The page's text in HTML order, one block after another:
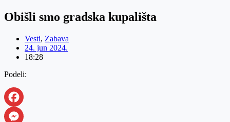
Obišli smo gradska kupališta
Vesti, Zabava
24. jun 2024.
18:28
Podeli:
Facebook